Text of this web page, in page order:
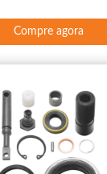
Compre agora